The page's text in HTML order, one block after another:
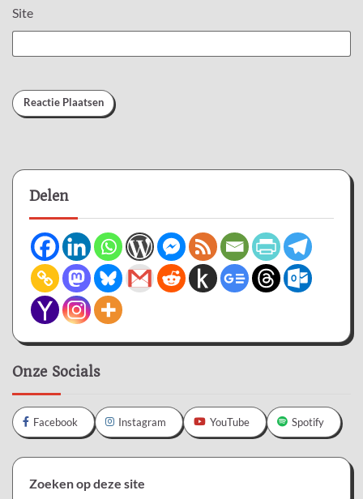
Site
Delen
Onze Socials
Facebook Instagram YouTube Spotify
Zoeken op deze site